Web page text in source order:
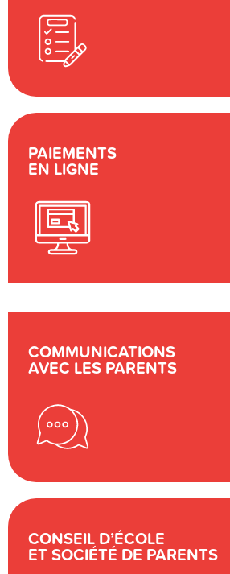
PAIEMENTS
EN LIGNE
COMMUNICATIONS
AVEC LES PARENTS
CONSEIL D’ÉCOLE
ET SOCIÉTÉ DE PARENTS